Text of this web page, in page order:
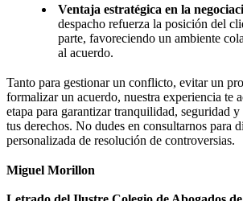
Ventaja estratégica en la
despacho refuerza la posición del
parte, favoreciendo un ambiente
al acuerdo.
Tanto para gestionar un conflicto, evitar un
formalizar un acuerdo, nuestra experiencia te
etapa para garantizar tranquilidad, seguridad
tus derechos. No dudes en consultarnos para
personalizada de resolución de controversias.
Miguel Morillon